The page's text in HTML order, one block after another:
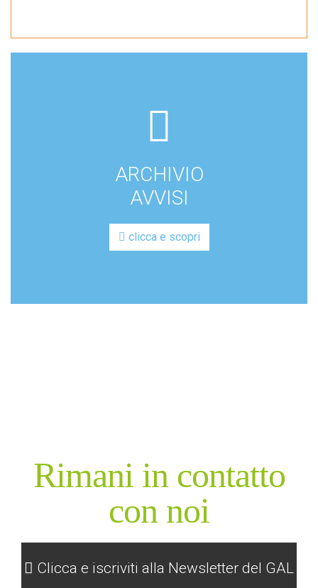
archive
ARCHIVIO
AVVISI
clicca e scopri
Rimani in contatto
con noi
Clicca e iscriviti alla Newsletter del GAL